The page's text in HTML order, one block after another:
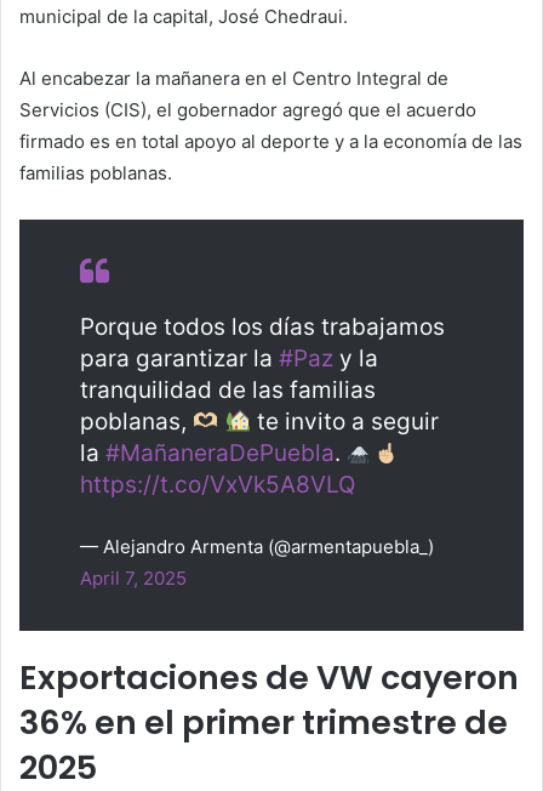
municipal de la capital, José Chedraui.
Al encabezar la mañanera en el Centro Integral de
Servicios (CIS), el gobernador agregó que el acuerdo
firmado es en total apoyo al deporte y a la economía de las
familias poblanas.
Porque todos los días trabajamos
para garantizar la #Paz y la
tranquilidad de las familias
poblanas,
te invito a seguir
la #MañaneraDePuebla.
https://t.co/VxVk5A8VLQ
— Alejandro Armenta (@armentapuebla_)
April 7, 2025
Exportaciones de VW cayeron
36% en el primer trimestre de
2025